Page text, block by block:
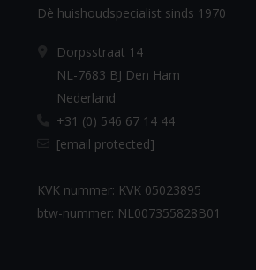
Dè huishoudspecialist sinds 1970
Dorpsstraat 14
NL-7683 BJ Den Ham
Nederland
+31 (0) 546 67 14 44
[email protected]
KVK nummer: KVK 05023895
btw-nummer: NL007355828B01